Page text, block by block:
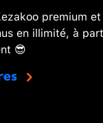
premium
en illimité, à
😎